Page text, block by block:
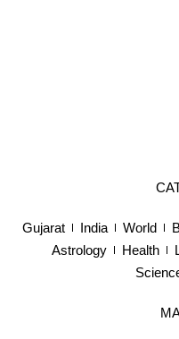
Gujarat India World
Astrology
Health